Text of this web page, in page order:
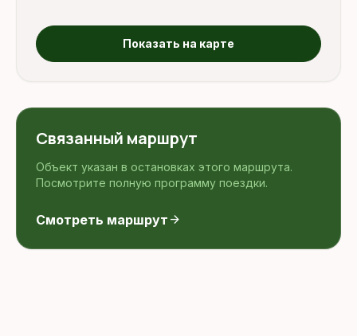
Показать на карте
Связанный маршрут
Объект указан в остановках этого маршрута.
Посмотрите полную программу поездки.
Смотреть маршрут arrow_forward